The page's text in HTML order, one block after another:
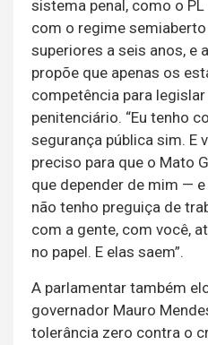
sistema penal, como o
com o regime
superiores a seis anos, e
propõe que apenas os
competência para
penitenciário. “Eu tenho
segurança pública sim. E
preciso para que o Mato
que depender de mim —
não tenho preguiça de
com a gente, com você,
no papel. E elas saem”.
A parlamentar também
governador Mauro
tolerância zero contra o